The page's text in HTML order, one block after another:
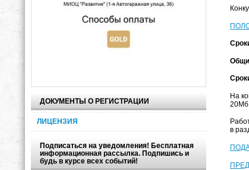
ДОКУМЕНТЫ О РЕГИСТРАЦИИ
ЛИЦЕНЗИЯ
Подписаться на уведомления! Бесплатная
информационная рассылка. Подпишись и
будь в курсе всех событий!
На
в